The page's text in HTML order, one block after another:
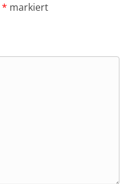
* markiert